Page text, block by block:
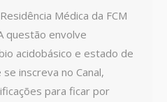
Médica da FCM
questão envolve
acidobásico e estado de
inscreva no Canal,
para ficar por